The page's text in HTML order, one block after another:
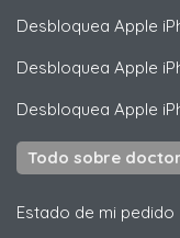
Desbloquea Apple
Desbloquea Apple
Desbloquea Apple
Todo sobre
Estado de mi pedido